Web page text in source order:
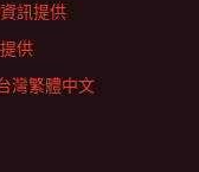
訊提供
供
灣繁體中文